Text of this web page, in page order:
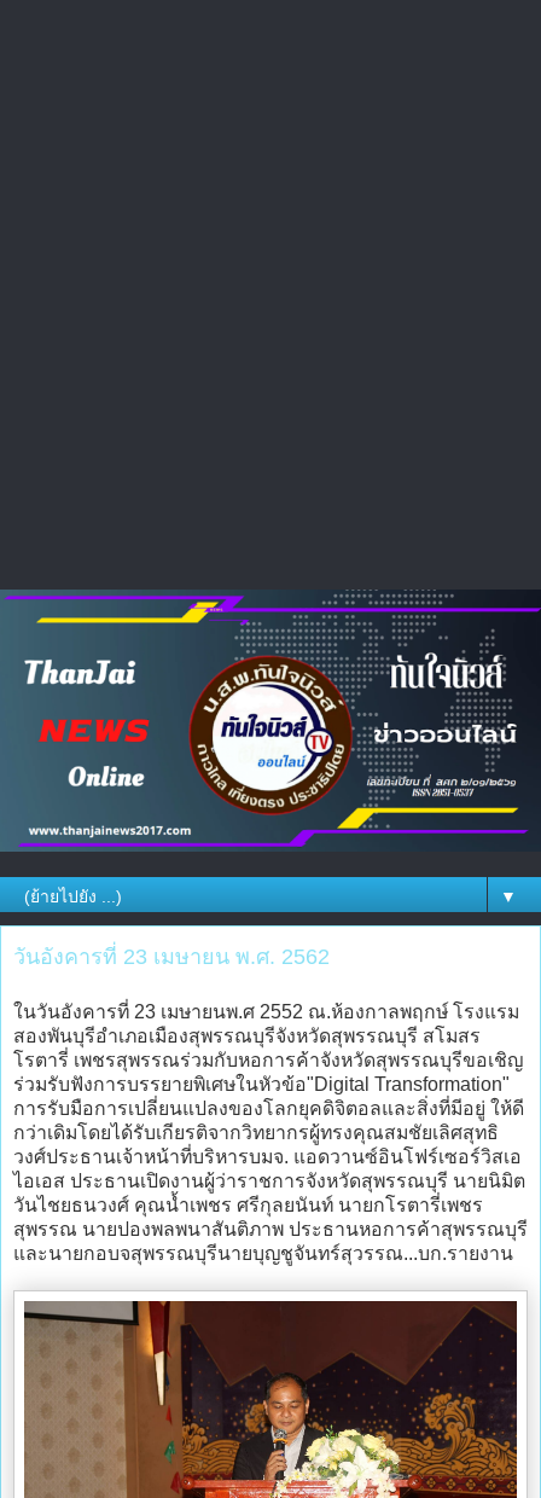
▼
วันอังคารที่ 23 เมษายน พ.ศ. 2562
ในวันอังคารที่ 23 เมษายนพ.ศ 2552 ณ.ห้องกาลพฤกษ์ โรงแรม
สองพันบุรีอำเภอเมืองสุพรรณบุรีจังหวัดสุพรรณบุรี สโมสร
โรตารี่ เพชรสุพรรณร่วมกับหอการค้าจังหวัดสุพรรณบุรีขอเชิญ
ร่วมรับฟังการบรรยายพิเศษในหัวข้อ"Digital Transformation"
การรับมือการเปลี่ยนแปลงของโลกยุคดิจิตอลและสิ่งที่มีอยู่ ให้ดี
กว่าเดิมโดยได้รับเกียรติจากวิทยากรผู้ทรงคุณสมชัยเลิศสุทธิ
วงศ์ประธานเจ้าหน้าที่บริหารบมจ. แอดวานซ์อินโฟร์เซอร์วิสเอ
ไอเอส ประธานเปิดงานผู้ว่าราชการจังหวัดสุพรรณบุรี นายนิมิต
วันไชยธนวงศ์ คุณน้ำเพชร ศรีกุลยนันท์ นายกโรตารี่เพชร
สุพรรณ นายปองพลพนาสันติภาพ ประธานหอการค้าสุพรรณบุรี
และนายกอบจสุพรรณบุรีนายบุญชูจันทร์สุวรรณ...บก.รายงาน